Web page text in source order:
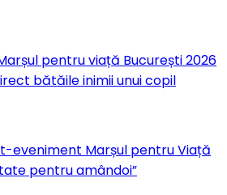
pentru viață București 2026
bătăile inimii unui copil
eveniment Marșul pentru Viață
pentru amândoi”